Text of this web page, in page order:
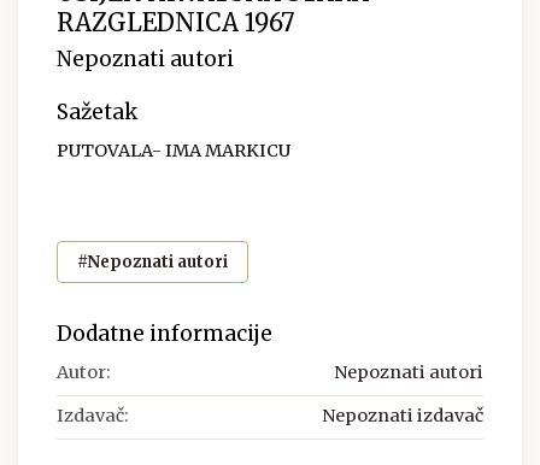
RAZGLEDNICA 1967
Nepoznati autori
Sažetak
PUTOVALA- IMA MARKICU
#Nepoznati autori
Dodatne informacije
Autor: Nepoznati autori
Izdavač: Nepoznati izdavač